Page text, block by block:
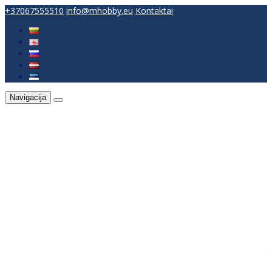
+37067555510 info@mhobby.eu Kontaktai
Navigacija